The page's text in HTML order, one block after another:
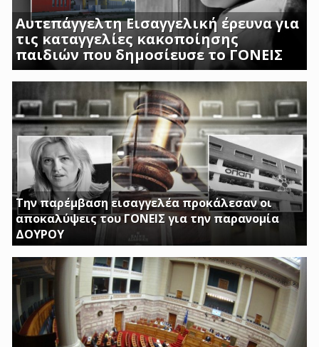
Αυτεπάγγελτη Εισαγγελική έρευνα για
τις καταγγελίες κακοποίησης
παιδιών που δημοσίευσε το ΓΟΝΕΙΣ
ΣΟΚΑΡΟΥΝ ΟΙ ΜΑΡΤΥΡΙΕΣ ΓΟΝΕΩΝ ΚΑΙ
ΠΡΟΣΩΠΙΚΟΥ ΤΟΥ Β ΒΡΕΦΙΚΟΥ ΣΤΑΘΜΟΥ
ΑΣΠΡΟΠΥΡΓΟΥ
Την παρέμβαση εισαγγελέα προκάλεσαν οι
αποκαλύψεις του ΓΟΝΕΙΣ για την παρανομία
ΔΟΥΡΟΥ
ΤΗΝ ΩΡΑ ΠΟΥ ΚΤΙΡΙΑ ΤΟΥ ΔΗΜΟΣΙΟΥ ΠΑΡΑΜΕΝΟΥΝ ΚΛΕΙΣΤΑ
Η ΔΟΥΡΟΥ ΔΙΝΕΙ 20 ΕΚΚΑΤΟΜΥΡΙΑ ΓΙΑ ΑΓΟΡΑ